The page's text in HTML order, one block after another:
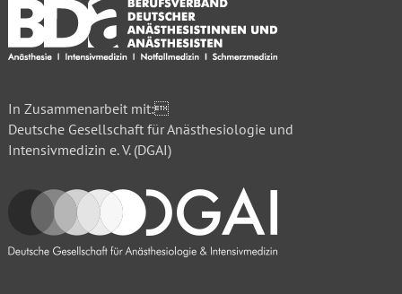
In Zusammenarbeit mit:
Deutsche Gesellschaft für Anästhesiologie und
Intensivmedizin e. V. (DGAI)